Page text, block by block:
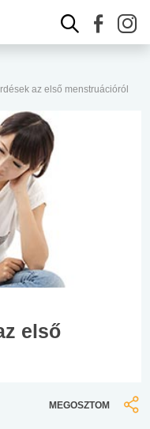
az első menstruációról
első
MEGOSZTOM